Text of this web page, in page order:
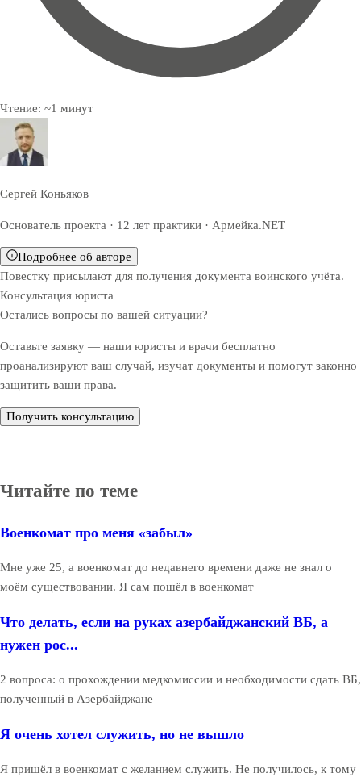
Чтение: ~1 минут
Сергей Коньяков
Основатель проекта · 12 лет практики · Армейка.NET
Подробнее об авторе
Повестку присылают для получения документа воинского учёта.
Консультация юриста
Остались вопросы по вашей ситуации?
Оставьте заявку — наши юристы и врачи бесплатно
проанализируют ваш случай, изучат документы и помогут законно
защитить ваши права.
Получить консультацию
Читайте по теме
Военкомат про меня «забыл»
Мне уже 25, а военкомат до недавнего времени даже не знал о
моём существовании. Я сам пошёл в военкомат
Что делать, если на руках азербайджанский ВБ, а
нужен рос...
2 вопроса: о прохождении медкомиссии и необходимости сдать ВБ,
полученный в Азербайджане
Я очень хотел служить, но не вышло
Я пришёл в военкомат с желанием служить. Не получилось, к тому